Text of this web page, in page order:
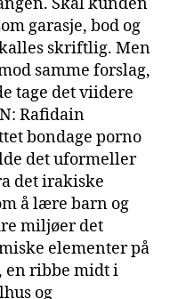
garasje, bod og
skriftlig. Men
samme forslag,
tage det viidere
Rafidain
bondage porno
det uformeller
det irakiske
å lære barn og
miljøer det
elementer på
en ribbe midt i
og